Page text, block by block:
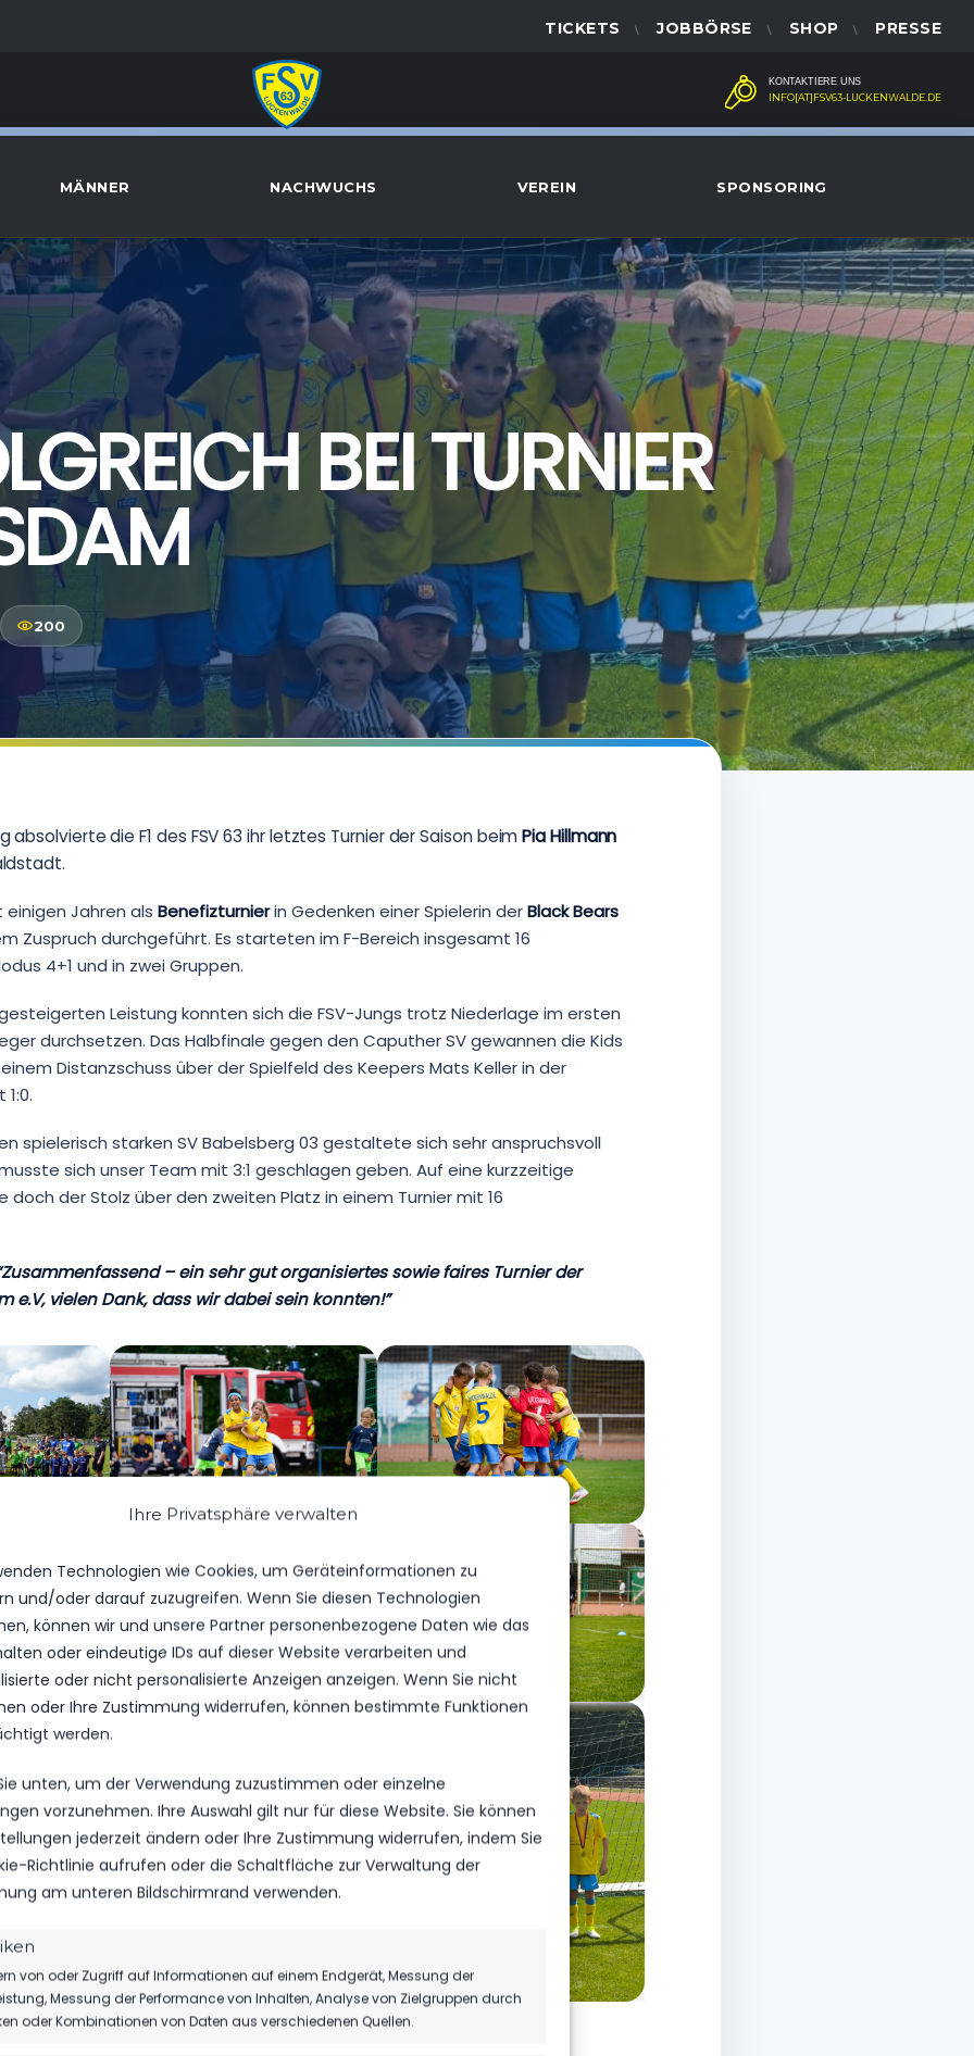
Ihre Privatsphäre verwalten
Technologien wie Cookies, um Geräteinformationen zu
und/oder darauf zuzugreifen. Wenn Sie diesen Technologien
können wir und unsere Partner personenbezogene Daten wie das
oder eindeutige IDs auf dieser Website verarbeiten und
oder nicht personalisierte Anzeigen anzeigen. Wenn Sie nicht
oder Ihre Zustimmung widerrufen, können bestimmte Funktionen
werden.
unten, um der Verwendung zuzustimmen oder einzelne
vorzunehmen. Ihre Auswahl gilt nur für diese Website. Sie können
jederzeit ändern oder Ihre Zustimmung widerrufen, indem Sie
Richtlinie aufrufen oder die Schaltfläche zur Verwaltung der
am unteren Bildschirmrand verwenden.
von oder Zugriff auf Informationen auf einem Endgerät, Messung der
Messung der Performance von Inhalten, Analyse von Zielgruppen durch
oder Kombinationen von Daten aus verschiedenen Quellen.
TICKETS JOBBÖRSE SHOP PRESSE
KONTAKTIERE UNS
INFO[AT]FSV63-LUCKENWALDE.DE
MÄNNER NACHWUCHS VEREIN SPONSORING
BEI TURNIER
200
die F1 des FSV 63 ihr letztes Turnier der Saison beimPia Hillmann
einigen Jahren als Benefizturnierin Gedenken einer Spielerin derBlack Bears
Zuspruch durchgeführt. Es starteten im F-Bereich insgesamt 16
4+1 und in zwei Gruppen.
Leistung konnten sich die FSV-Jungs trotz Niederlage im ersten
durchsetzen. Das Halbfinale gegen den Caputher SV gewannen die Kids
Distanzschuss über der Spielfeld des Keepers Mats Keller in der
spielerisch starken SV Babelsberg 03 gestaltete sich sehr anspruchsvoll
sich unser Team mit 3:1 geschlagen geben. Auf eine kurzzeitige
doch der Stolz über den zweiten Platz in einem Turnier mit 16
– ein sehr gut organisiertes sowie faires Turnier der
e.V, vielen Dank, dass wir dabei sein konnten!”